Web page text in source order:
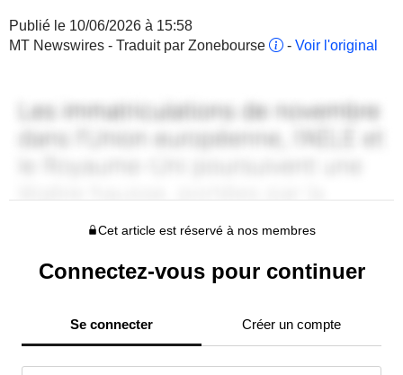
Publié le 10/06/2026 à 15:58
MT Newswires - Traduit par Zonebourse
- Voir l'original
Cet article est réservé à nos membres
Connectez-vous pour continuer
Se connecter Créer un compte